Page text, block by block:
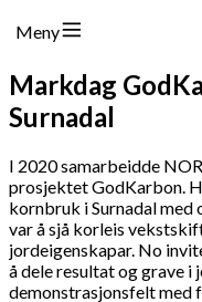
Meny
Markdag
Surnadal
I 2020 samarbeidde
prosjektet GodKarbon.
kornbruk i Surnadal
var å sjå korleis
jordeigenskapar. No
å dele resultat og grave i
demonstrasjonsfelt med